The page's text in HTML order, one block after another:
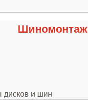
Шиномонтаж
и шин